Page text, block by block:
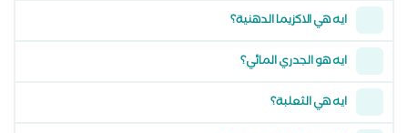
ايه هي الاكزيما الدهنية؟
ايه هو الجدري المائي؟
ايه هي الثعلبة؟